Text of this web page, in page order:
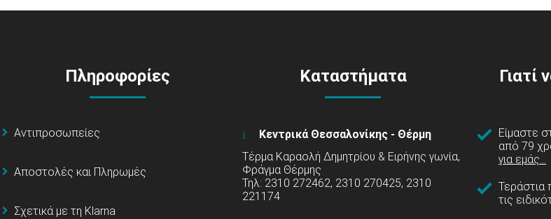
Πληροφορίες
Αντιπροσωπείες
Αποστολές και Πληρωμές
Σχετικά με τη Klarna
Καταστήματα
Κεντρικά Θεσσαλονίκης - Θέρμη
Τέρμα Καραολή Δημητρίου & Ειρήνης γωνία,
Φράγμα Θέρμης
Τηλ: 2310 272462, 2310 270425, 2310
221174
Γιατί
Είμαστε
από 79
για εμάς...
Τεράστια
τις